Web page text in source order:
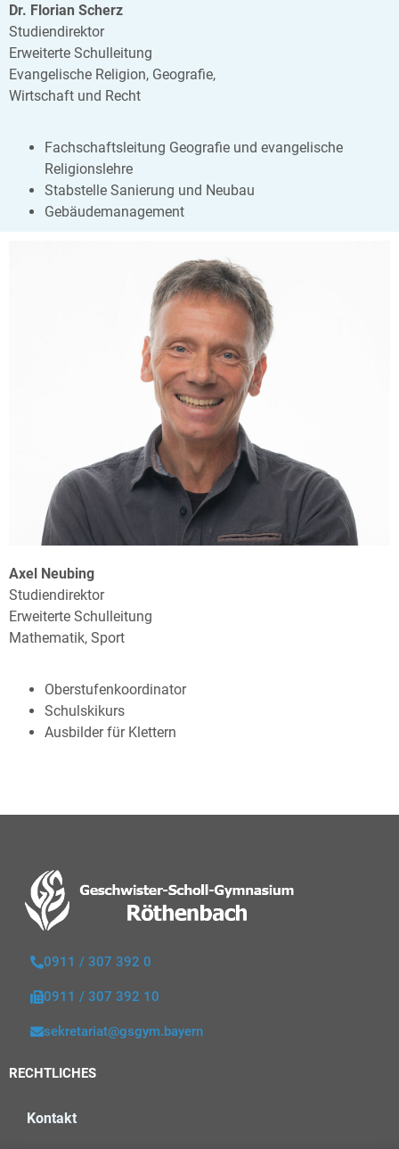
Dr. Florian Scherz
Studiendirektor
Erweiterte Schulleitung
Evangelische Religion, Geografie,
Wirtschaft und Recht
Fachschaftsleitung Geografie und evangelische
Religionslehre
Stabstelle Sanierung und Neubau
Gebäudemanagement
Axel Neubing
Studiendirektor
Erweiterte Schulleitung
Mathematik, Sport
Oberstufenkoordinator
Schulskikurs
Ausbilder für Klettern
0911 / 307 392 0
0911 / 307 392 10
sekretariat@gsgym.bayern
RECHTLICHES
Kontakt